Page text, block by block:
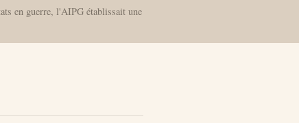
en guerre, l'AIPG établissait une